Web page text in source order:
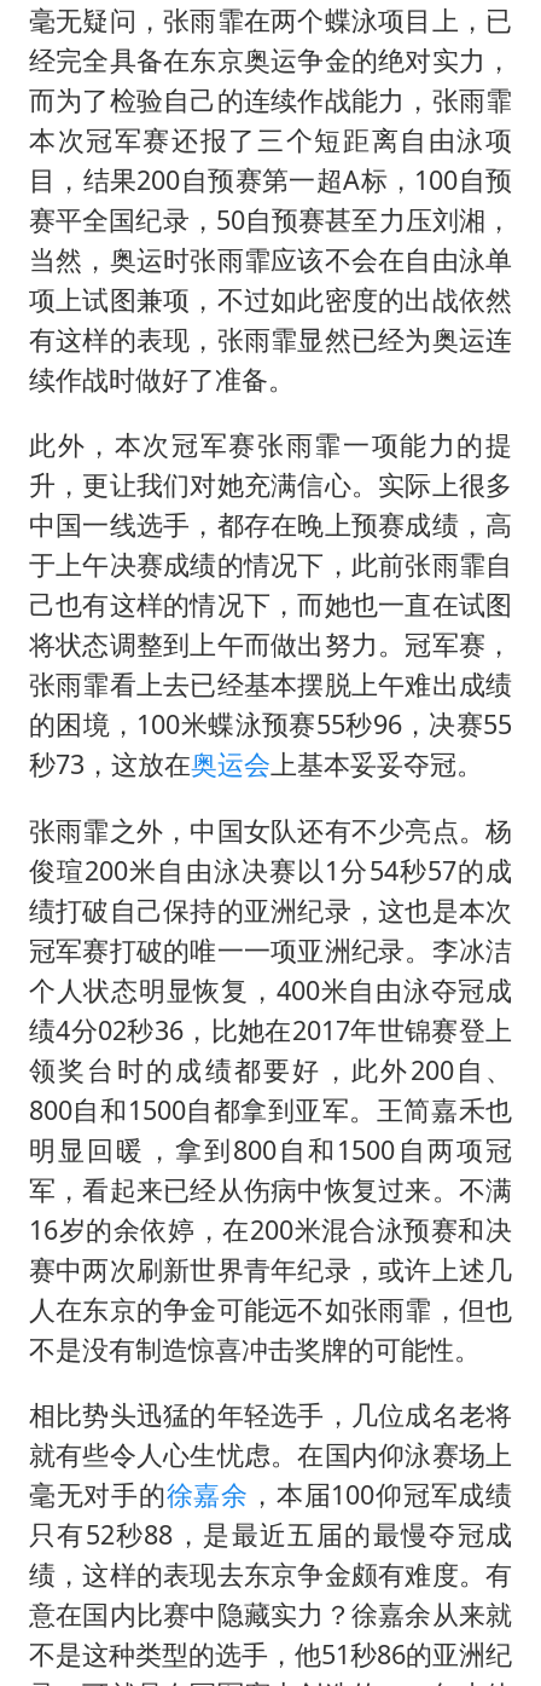
毫无疑问，张雨霏在两个蝶泳项目上，已
经完全具备在东京奥运争金的绝对实力，
而为了检验自己的连续作战能力，张雨霏
本次冠军赛还报了三个短距离自由泳项
目，结果200自预赛第一超A标，100自预
赛平全国纪录，50自预赛甚至力压刘湘，
当然，奥运时张雨霏应该不会在自由泳单
项上试图兼项，不过如此密度的出战依然
有这样的表现，张雨霏显然已经为奥运连
续作战时做好了准备。
此外，本次冠军赛张雨霏一项能力的提
升，更让我们对她充满信心。实际上很多
中国一线选手，都存在晚上预赛成绩，高
于上午决赛成绩的情况下，此前张雨霏自
己也有这样的情况下，而她也一直在试图
将状态调整到上午而做出努力。冠军赛，
张雨霏看上去已经基本摆脱上午难出成绩
的困境，100米蝶泳预赛55秒96，决赛55
秒73，这放在奥运会上基本妥妥夺冠。
张雨霏之外，中国女队还有不少亮点。杨
俊瑄200米自由泳决赛以1分54秒57的成
绩打破自己保持的亚洲纪录，这也是本次
冠军赛打破的唯一一项亚洲纪录。李冰洁
个人状态明显恢复，400米自由泳夺冠成
绩4分02秒36，比她在2017年世锦赛登上
领奖台时的成绩都要好，此外200自、
800自和1500自都拿到亚军。王简嘉禾也
明显回暖，拿到800自和1500自两项冠
军，看起来已经从伤病中恢复过来。不满
16岁的余依婷，在200米混合泳预赛和决
赛中两次刷新世界青年纪录，或许上述几
人在东京的争金可能远不如张雨霏，但也
不是没有制造惊喜冲击奖牌的可能性。
相比势头迅猛的年轻选手，几位成名老将
就有些令人心生忧虑。在国内仰泳赛场上
毫无对手的徐嘉余 ，本届100仰冠军成绩
只有52秒88，是最近五届的最慢夺冠成
绩，这样的表现去东京争金颇有难度。有
意在国内比赛中隐藏实力？徐嘉余从来就
不是这种类型的选手，他51秒86的亚洲纪